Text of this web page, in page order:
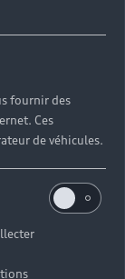
fournir des
Ces
de véhicules.